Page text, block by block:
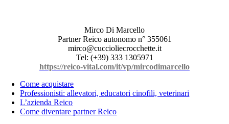
Mirco Di Marcello
Partner Reico autonomo n° 355061
mirco@cuccioliecrocchette.it
Tel: (+39) 333 1305971
https://reico-vital.com/it/vp/mircodimarcello
Come acquistare
Professionisti: allevatori, educatori cinofili, veterinari
L’azienda Reico
Come diventare partner Reico